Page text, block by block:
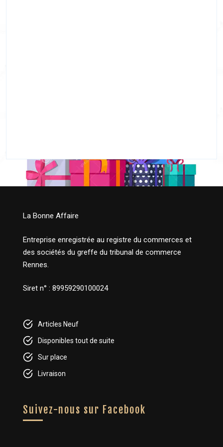
La Bonne Affaire
Entreprise enregistrée au registre du commerces et
des sociétés du greffe du tribunal de commerce
Rennes.
Siret n° : 89959290100024
Articles Neuf
Disponibles tout de suite
Sur place
Livraison
Suivez-nous sur Facebook